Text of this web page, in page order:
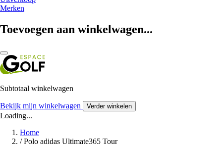
Merken
Toevoegen aan winkelwagen...
Subtotaal winkelwagen
Bekijk mijn winkelwagen Verder winkelen
Loading...
Home
/ Polo adidas Ultimate365 Tour